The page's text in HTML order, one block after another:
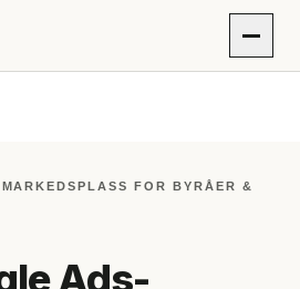
FOR BYRÅER &
Ads-